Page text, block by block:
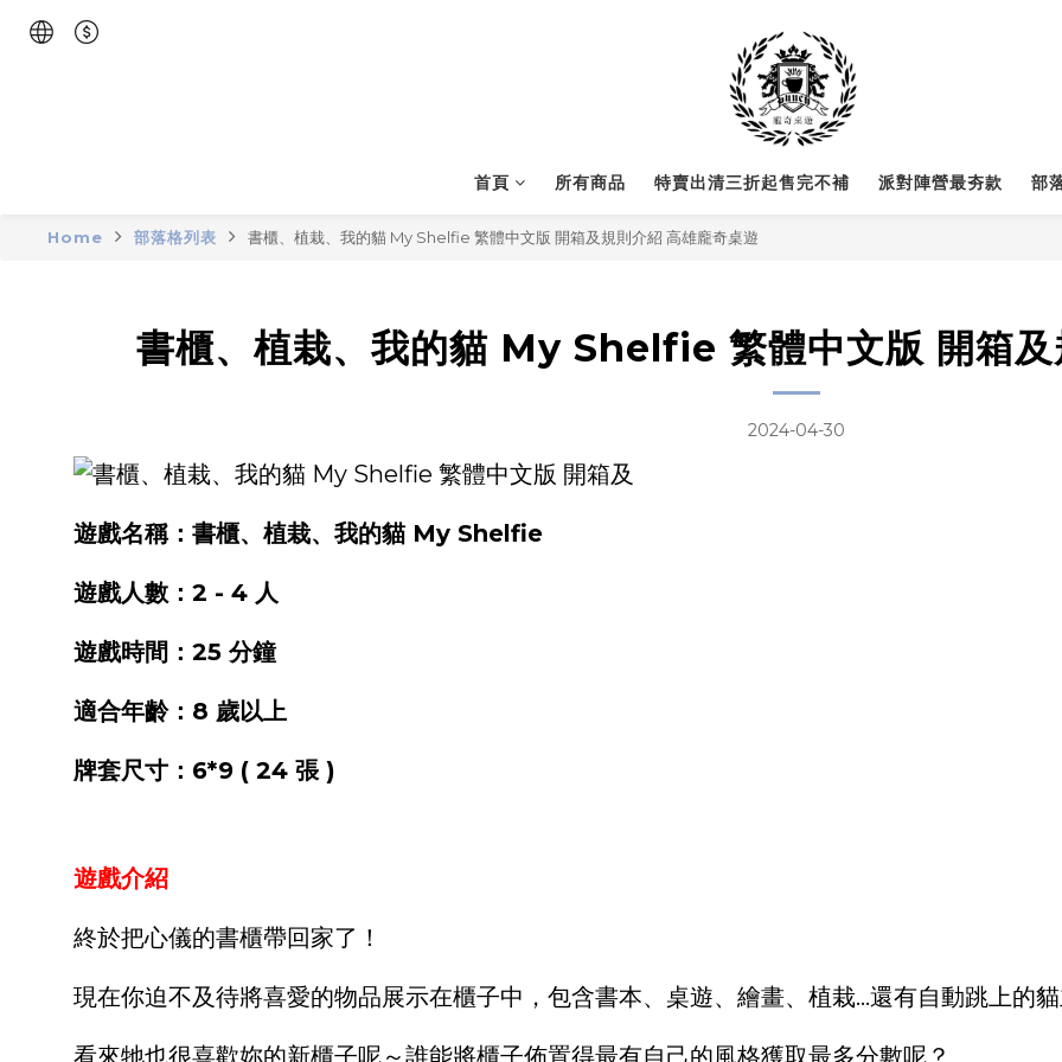
首頁 所有商品 特賣出清三折起售完不補 派對陣營最夯款 部
Home 部落格列表 書櫃、植栽、我的貓 My Shelfie 繁體中文版 開箱及規則介紹 高雄龐奇桌遊
書櫃、植栽、我的貓 My Shelfie 繁體中文版 開箱及
2024-04-30
遊戲名稱：書櫃、植栽、我的貓 My Shelfie
遊戲人數：2 - 4 人
遊戲時間：25 分鐘
適合年齡：8 歲以上
牌套尺寸：6*9 ( 24 張 )
遊戲介紹
終於把心儀的書櫃帶回家了！
現在你迫不及待將喜愛的物品展示在櫃子中，包含書本、桌遊、繪畫、植栽...還有自動跳上的
看來牠也很喜歡妳的新櫃子呢～誰能將櫃子佈置得最有自己的風格獲取最多分數呢？